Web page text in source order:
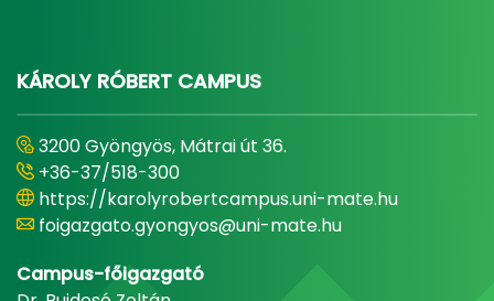
KÁROLY RÓBERT CAMPUS
3200 Gyöngyös, Mátrai út 36.
+36-37/518-300
https://karolyrobertcampus.uni-mate.hu
foigazgato.gyongyos@uni-mate.hu
Campus-főigazgató